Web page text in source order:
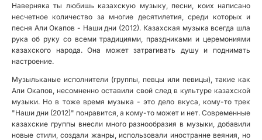
Наверняка ты любишь казахскую музыку, песни, коих написано
несчетное количество за многие десятилетия, среди которых и
песня Али Окапов - Наши дни (2012). Казахская музыка всегда шла
рука об руку со всеми традициями, праздниками и церемониями
казахского народа. Она может затрагивать душу и поднимать
настроение.
Музыльканые исполнители (группы, певцы или певицы), такие как
Али Окапов, несомненно оставили свой след в культуре казахской
музыки. Но в тоже время музыка - это дело вкуса, кому-то трек
"Наши дни (2012)" понравится, а кому-то может и нет. Современные
казахские группы внесли много разнообразия в музыки, добавили
новые стили, создали жанры, использовали иностранне веяния, но